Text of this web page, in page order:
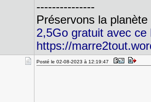
---------------
Préservons la
2,5Go gratuit avec ce
https://
Posté le 02-08-2023 à 12:19:47